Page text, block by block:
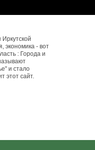
Иркутской
экономика - вот
: Города и
и стало
этот сайт.